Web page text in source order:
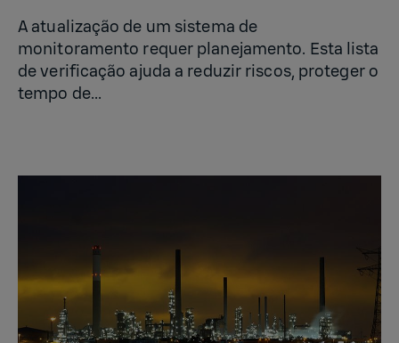
A atualização de um sistema de
monitoramento requer planejamento. Esta lista
de verificação ajuda a reduzir riscos, proteger o
tempo de...